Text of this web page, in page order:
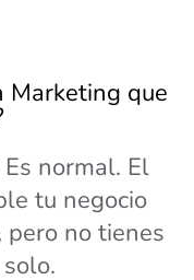
Marketing que
Es normal. El
tu negocio
pero no tienes